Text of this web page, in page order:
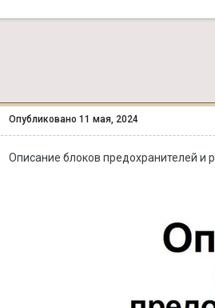
Опубликовано 11 мая, 2024
Описание блоков предохранителей и